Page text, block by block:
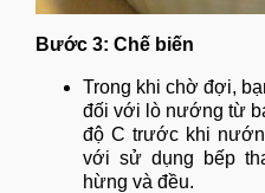
Bước 3: Chế biến
Trong khi chờ đợi,
đối với lò nướng từ
độ C trước khi
với sử dụng bếp
hừng và đều.